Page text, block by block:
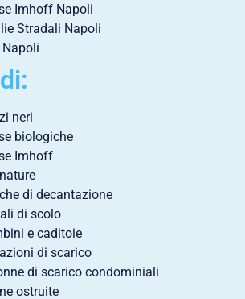
Imhoff Napoli
Stradali Napoli
neri
biologiche
Imhoff
di decantazione
di scolo
e caditoie
di scarico
di scarico condominiali
ostruite